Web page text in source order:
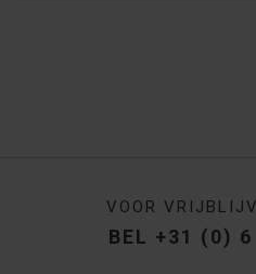
VOOR
BEL +31 (0)